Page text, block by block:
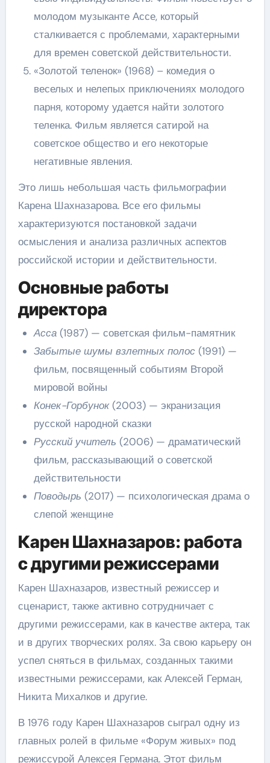
молодом музыканте Ассе, который
сталкивается с проблемами, характерными
для времен советской действительности.
«Золотой теленок» (1968) – комедия о
веселых и нелепых приключениях молодого
парня, которому удается найти золотого
теленка. Фильм является сатирой на
советское общество и его некоторые
негативные явления.
Это лишь небольшая часть фильмографии
Карена Шахназарова. Все его фильмы
характеризуются постановкой задачи
осмысления и анализа различных аспектов
российской истории и действительности.
Основные работы
директора
Асса(1987) — советская фильм-памятник
Забытые шумы взлетных полос(1991) —
фильм, посвященный событиям Второй
мировой войны
Конек-Горбунок(2003) — экранизация
русской народной сказки
Русский учитель (2006) — драматический
фильм, рассказывающий о советской
действительности
Поводырь (2017) — психологическая драма о
слепой женщине
Карен Шахназаров: работа
с другими режиссерами
Карен Шахназаров, известный режиссер и
сценарист, также активно сотрудничает с
другими режиссерами, как в качестве актера, так
и в других творческих ролях. За свою карьеру он
успел сняться в фильмах, созданных такими
известными режиссерами, как Алексей Герман,
Никита Михалков и другие.
В 1976 году Карен Шахназаров сыграл одну из
главных ролей в фильме «Форум живых» под
режиссурой Алексея Германа. Этот фильм